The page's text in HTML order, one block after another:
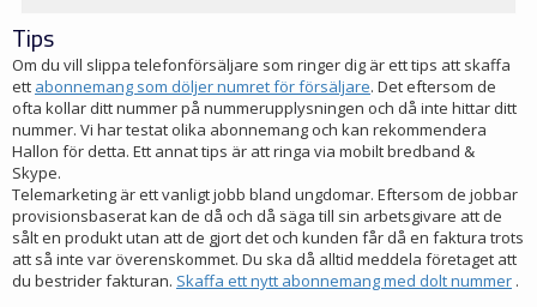
Tips
Om du vill slippa telefonförsäljare som ringer dig är ett tips att skaffa
ett abonnemang som döljer numret för försäljare. Det eftersom de
ofta kollar ditt nummer på nummerupplysningen och då inte hittar ditt
nummer. Vi har testat olika abonnemang och kan rekommendera
Hallon för detta. Ett annat tips är att ringa via mobilt bredband &
Skype.
Telemarketing är ett vanligt jobb bland ungdomar. Eftersom de jobbar
provisionsbaserat kan de då och då säga till sin arbetsgivare att de
sålt en produkt utan att de gjort det och kunden får då en faktura trots
att så inte var överenskommet. Du ska då alltid meddela företaget att
du bestrider fakturan. Skaffa ett nytt abonnemang med dolt nummer .